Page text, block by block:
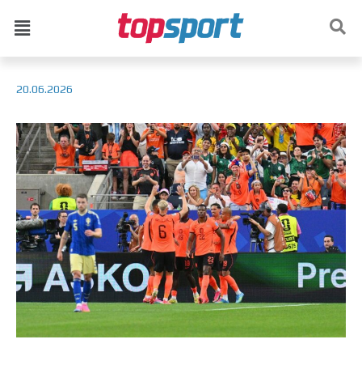
20.06.2026